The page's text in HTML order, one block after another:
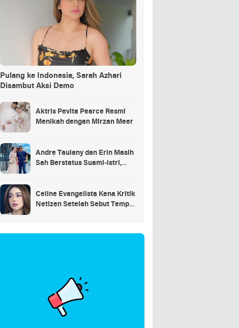
Pulang ke Indonesia, Sarah Azhari
Disambut Aksi Demo
Aktris Pevita Pearce Resmi
Menikah dengan Mirzan Meer
Andre Taulany dan Erin Masih
Sah Berstatus Suami-istri,
Celine Evangelista Kena Kritik
Netizen Setelah Sebut Tempe